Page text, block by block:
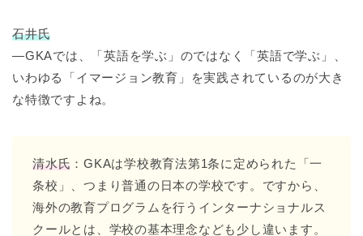
石井氏
―GKAでは、「英語を学ぶ」のではなく「英語で学ぶ」、
いわゆる「イマージョン教育」を実践されているのが大き
な特徴ですよね。
清水氏 ：GKAは学校教育法第1条に定められた「一
条校」、つまり普通の日本の学校です。ですから、
海外の教育プログラムを行うインターナショナルス
クールとは、学校の基本理念なども少し違います。